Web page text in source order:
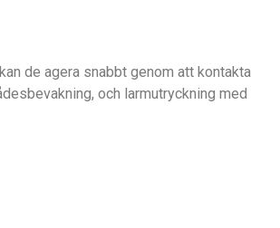
de agera snabbt genom att kontakta
och larmutryckning med